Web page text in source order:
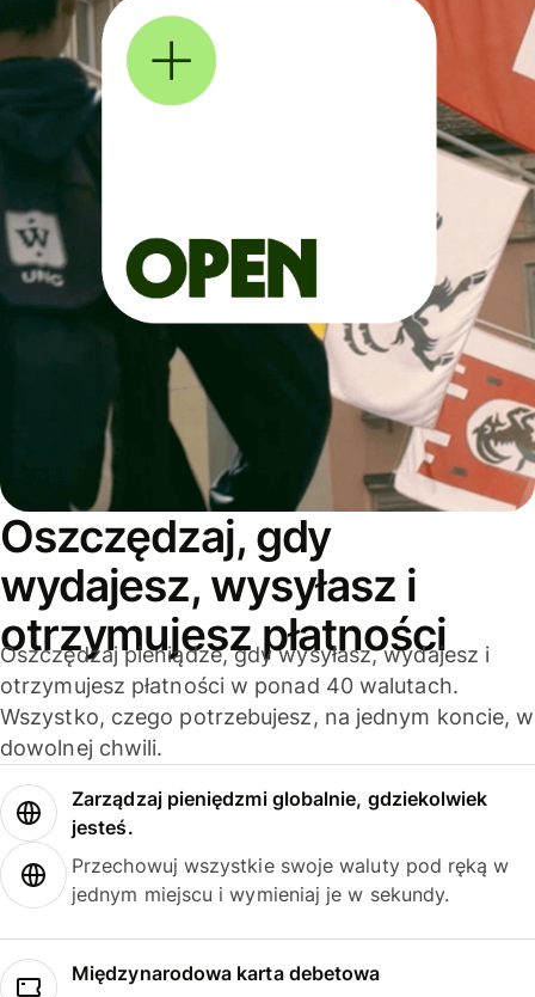
Oszczędzaj, gdy
wydajesz, wysyłasz i
otrzymujesz płatności
Oszczędzaj pieniądze, gdy wysyłasz, wydajesz i
otrzymujesz płatności w ponad 40 walutach.
Wszystko, czego potrzebujesz, na jednym koncie, w
dowolnej chwili.
Zarządzaj pieniędzmi globalnie, gdziekolwiek
jesteś.
Przechowuj wszystkie swoje waluty pod ręką w
jednym miejscu i wymieniaj je w sekundy.
Międzynarodowa karta debetowa